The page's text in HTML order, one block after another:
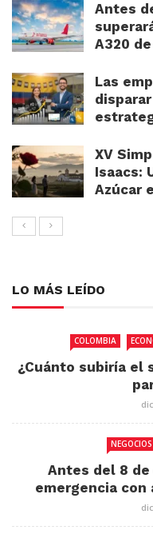
Antes
A320
Las
XV
Isaacs:
Azúcar
LO MÁS LEÍDO
COLOMBIA
¿Cuánto subiría el
NEGOCIOS
Antes del 8
emergencia con